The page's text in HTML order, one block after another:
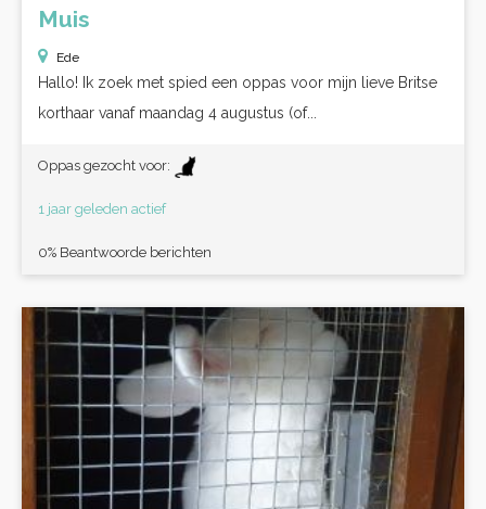
Muis
Ede
Hallo! Ik zoek met spied een oppas voor mijn lieve Britse
korthaar vanaf maandag 4 augustus (of...
Oppas gezocht voor:
1 jaar geleden actief
0% Beantwoorde berichten